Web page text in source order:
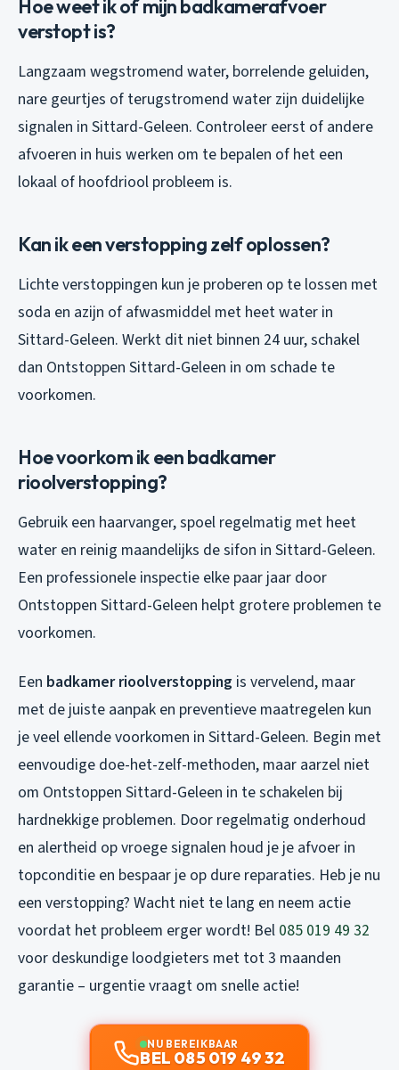
Hoe weet ik of mijn badkamerafvoer
verstopt is?
Langzaam wegstromend water, borrelende geluiden,
nare geurtjes of terugstromend water zijn duidelijke
signalen in Sittard-Geleen. Controleer eerst of andere
afvoeren in huis werken om te bepalen of het een
lokaal of hoofdriool probleem is.
Kan ik een verstopping zelf oplossen?
Lichte verstoppingen kun je proberen op te lossen met
soda en azijn of afwasmiddel met heet water in
Sittard-Geleen. Werkt dit niet binnen 24 uur, schakel
dan Ontstoppen Sittard-Geleen in om schade te
voorkomen.
Hoe voorkom ik een badkamer
rioolverstopping?
Gebruik een haarvanger, spoel regelmatig met heet
water en reinig maandelijks de sifon in Sittard-Geleen.
Een professionele inspectie elke paar jaar door
Ontstoppen Sittard-Geleen helpt grotere problemen te
voorkomen.
Een badkamer rioolverstopping is vervelend, maar
met de juiste aanpak en preventieve maatregelen kun
je veel ellende voorkomen in Sittard-Geleen. Begin met
eenvoudige doe-het-zelf-methoden, maar aarzel niet
om Ontstoppen Sittard-Geleen in te schakelen bij
hardnekkige problemen. Door regelmatig onderhoud
en alertheid op vroege signalen houd je je afvoer in
topconditie en bespaar je op dure reparaties. Heb je nu
een verstopping? Wacht niet te lang en neem actie
voordat het probleem erger wordt! Bel 085 019 49 32
voor deskundige loodgieters met tot 3 maanden
garantie – urgentie vraagt om snelle actie!
NU BEREIKBAAR
BEL 085 019 49 32